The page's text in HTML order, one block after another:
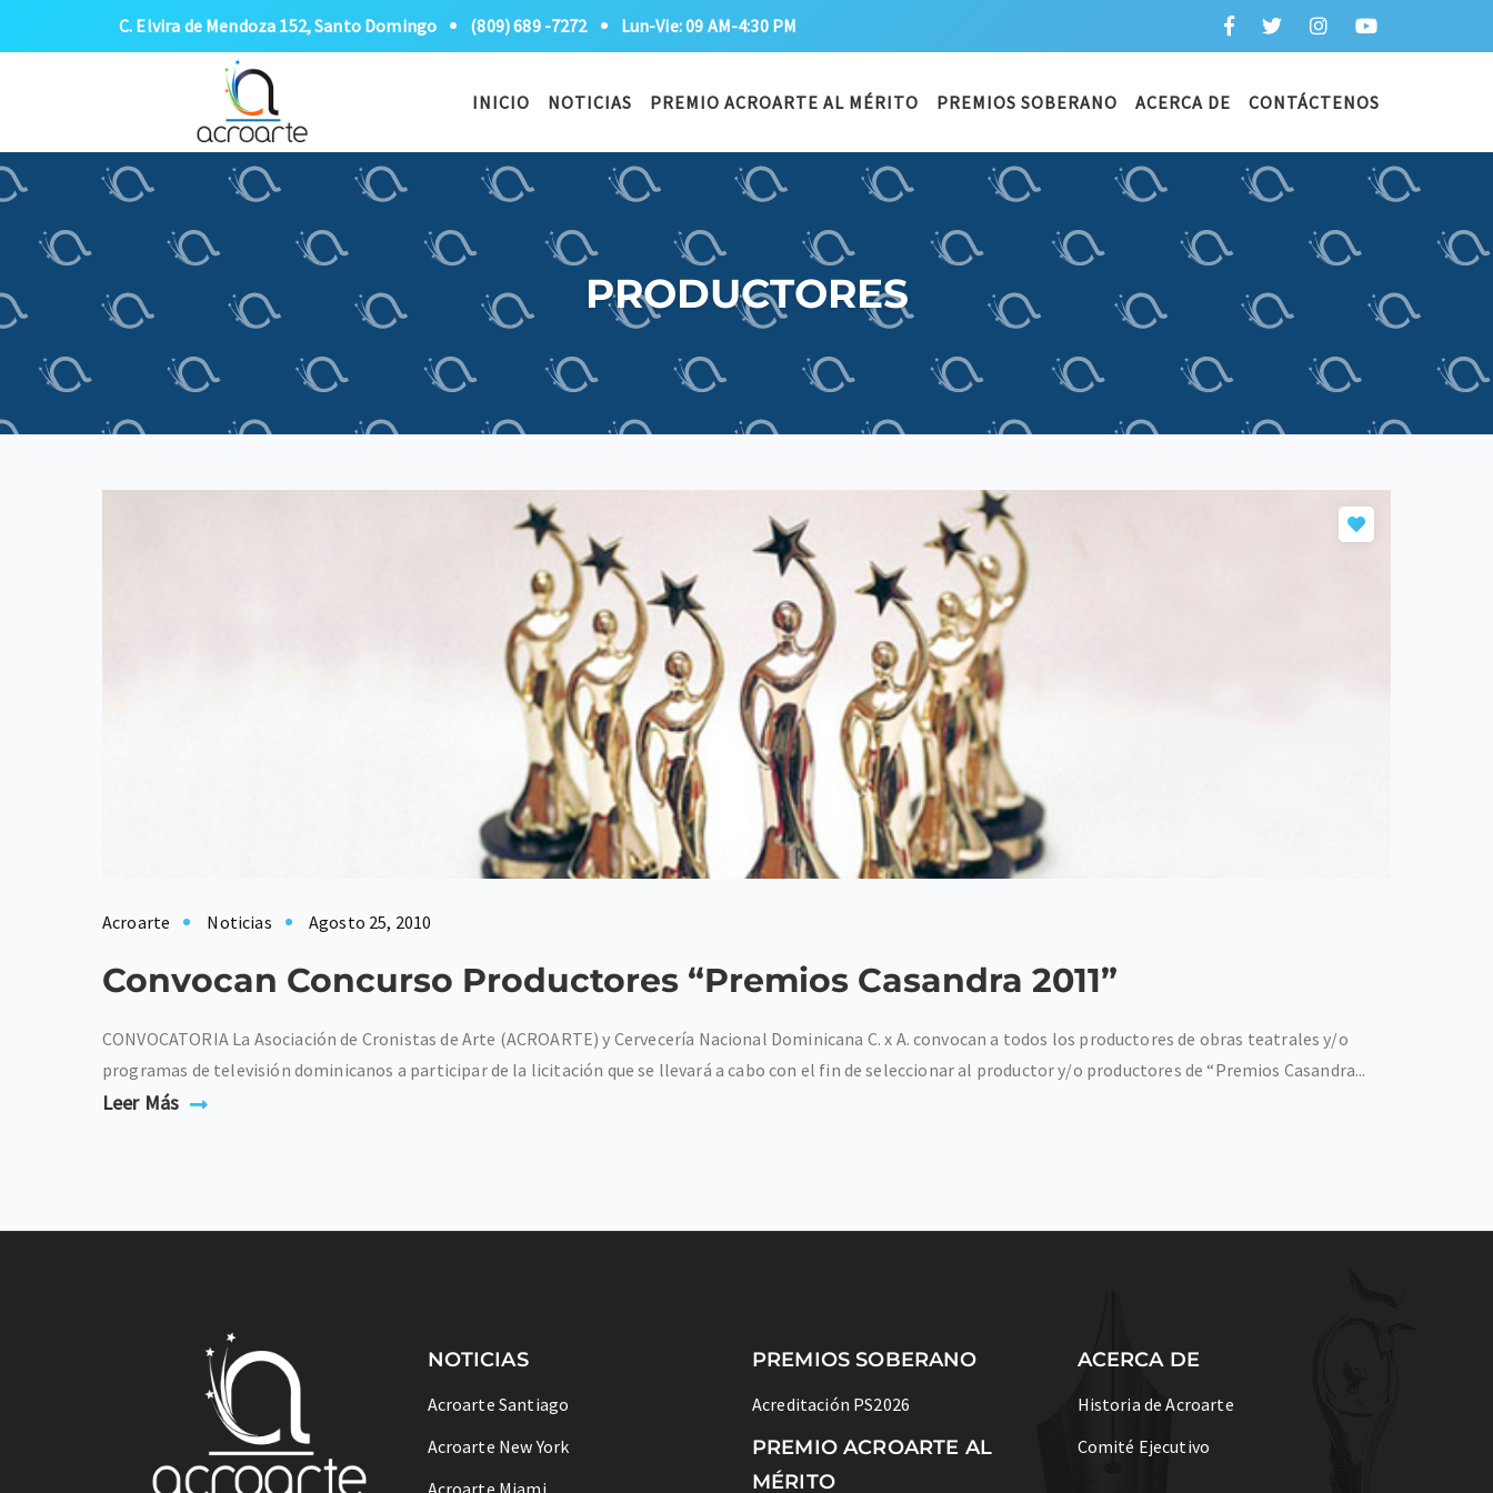
C. Elvira de Mendoza 152, Santo Domingo (809) 689 -7272 Lun-Vie: 09 AM-4:30 PM
INICIO NOTICIAS PREMIO ACROARTE AL MÉRITO PREMIOS SOBERANO ACERCA DE CONTÁCTENOS
PRODUCTORES
Acroarte Noticias Agosto 25, 2010
Convocan Concurso Productores “Premios Casandra 2011”
CONVOCATORIA La Asociación de Cronistas de Arte (ACROARTE) y Cervecería Nacional Dominicana C. x A. convocan a todos los productores de obras teatrales y/o
programas de televisión dominicanos a participar de la licitación que se llevará a cabo con el fin de seleccionar al productor y/o productores de “Premios Casandra...
Leer Más
NOTICIAS
Acroarte Santiago
Acroarte New York
Acroarte Miami
PREMIOS SOBERANO
Acreditación PS2026
PREMIO ACROARTE AL
MÉRITO
ACERCA DE
Historia de Acroarte
Comité Ejecutivo